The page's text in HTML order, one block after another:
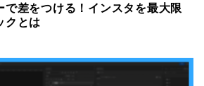
で差をつける！インスタを最大限
クとは